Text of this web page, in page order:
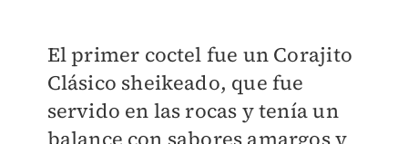
El primer coctel fue un Corajito
Clásico sheikeado, que fue
servido en las rocas y tenía un
balance con sabores amargos y